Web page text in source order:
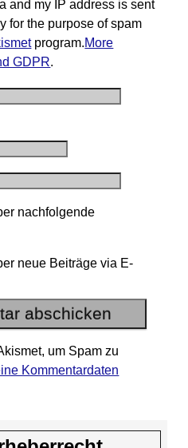
and my IP address is sent
for the purpose of spam
program.More
GDPR.
nachfolgende
neue Beiträge via E-
um Spam zu
Kommentardaten